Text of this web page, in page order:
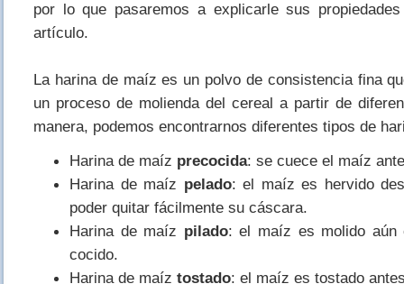
por lo que pasaremos a explicarle sus
artículo.
La harina de maíz es un polvo de consistencia fina
un proceso de molienda del cereal a partir de
manera, podemos encontrarnos diferentes tipos de
Harina de maíz precocida: se cuece el maíz
Harina de maíz pelado: el maíz es hervido
poder quitar fácilmente su cáscara.
Harina de maíz pilado: el maíz es molido aún
cocido.
Harina de maíz tostado: el maíz es tostado